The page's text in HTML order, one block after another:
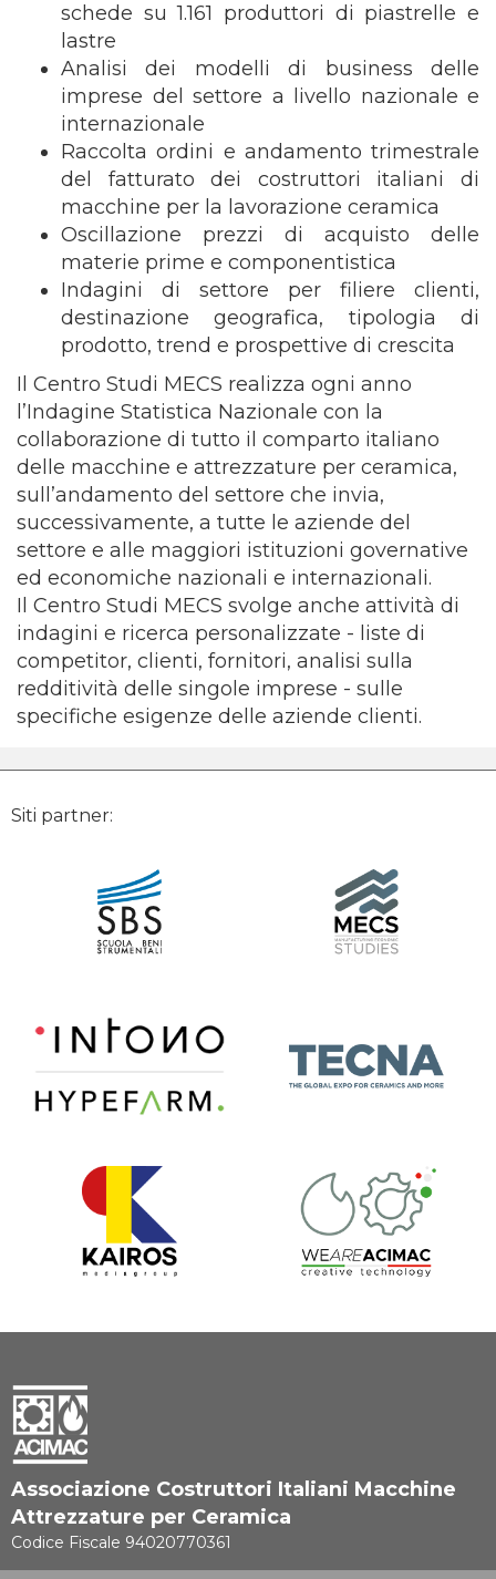
schede su 1.161 produttori di piastrelle e
lastre
Analisi dei modelli di business delle
imprese del settore a livello nazionale e
internazionale
Raccolta ordini e andamento trimestrale
del fatturato dei costruttori italiani di
macchine per la lavorazione ceramica
Oscillazione prezzi di acquisto delle
materie prime e componentistica
Indagini di settore per filiere clienti,
destinazione geografica, tipologia di
prodotto, trend e prospettive di crescita
Il Centro Studi MECS realizza ogni anno
l’Indagine Statistica Nazionale con la
collaborazione di tutto il comparto italiano
delle macchine e attrezzature per ceramica,
sull’andamento del settore che invia,
successivamente, a tutte le aziende del
settore e alle maggiori istituzioni governative
ed economiche nazionali e internazionali.
Il Centro Studi MECS svolge anche attività di
indagini e ricerca personalizzate - liste di
competitor, clienti, fornitori, analisi sulla
redditività delle singole imprese - sulle
specifiche esigenze delle aziende clienti.
Siti partner:
Associazione Costruttori Italiani Macchine
Attrezzature per Ceramica
Codice Fiscale 94020770361